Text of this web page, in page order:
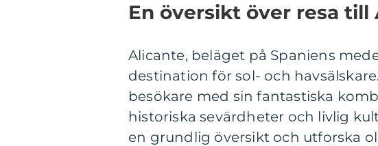
En översikt över resa till
Alicante, beläget på Spaniens
destination för sol- och
besökare med sin fantastiska
historiska sevärdheter och livlig
en grundlig översikt och utforska